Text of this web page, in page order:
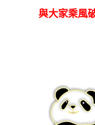
與大家乘風